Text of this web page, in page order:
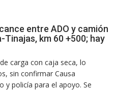
entre ADO y camión
km 60 +500; hay
carga con caja seca, lo
sin confirmar Causa
y policía para el apoyo. Se